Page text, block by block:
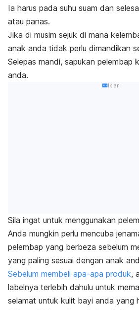
Ia harus pada suhu suam dan
atau panas.
Jika di musim sejuk di mana
anak anda tidak perlu dimandikan
Selepas mandi, sapukan pelembap
anda.
Iklan
Sila ingat untuk menggunakan
Anda mungkin perlu mencuba
pelembap yang berbeza sebelum
yang paling sesuai dengan anak
Sebelum membeli apa-apa produk,
labelnya terlebih dahulu untuk
selamat untuk kulit bayi anda yang